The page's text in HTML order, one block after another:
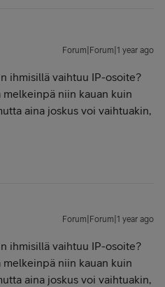
Forum|Forum|1 year ago
ihmisillä vaihtuu IP-osoite?
melkeinpä niin kauan kuin
aina joskus voi vaihtuakin,
Forum|Forum|1 year ago
ihmisillä vaihtuu IP-osoite?
melkeinpä niin kauan kuin
aina joskus voi vaihtuakin,